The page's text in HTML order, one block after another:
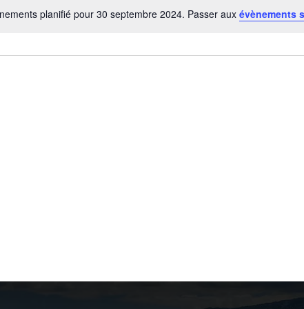
Notice
planifié pour 30 septembre 2024. Passer aux évènements